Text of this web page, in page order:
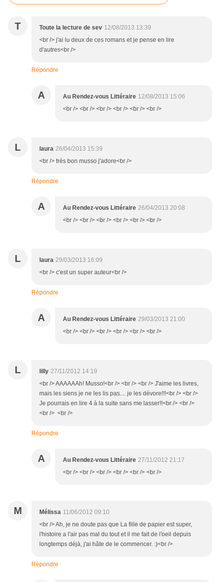
T Toute la lecture de sev 12/08/2013 13:39
<br /> j'ai lu deux de ces romans et je pense en lire
d'autres<br />
Répondre
A Au Rendez-vous Littéraire 12/08/2013 15:06
<br /> <br /> <br /> <br /> <br /> <br />
L laura 26/04/2013 15:39
<br /> trés bon musso j'adore<br />
Répondre
A Au Rendez-vous Littéraire 26/04/2013 20:08
<br /> <br /> <br /> <br /> <br /> <br />
L laura 29/03/2013 16:09
<br /> c'est un super auteur<br />
Répondre
A Au Rendez-vous Littéraire 29/03/2013 21:00
<br /> <br /> <br /> <br /> <br /> <br />
L lilly 27/11/2012 14:19
<br /> AAAAAAh! Musso!<br /> <br /> <br /> J'aime les livres,
mais les siens je ne les lis pas.... je les dévore!!!<br /> <br />
Je pourrais en lire 4 à la suite sans me lasser!!<br /> <br />
<br /> <br />
Répondre
A Au Rendez-vous Littéraire 27/11/2012 21:17
<br /> <br /> <br /> <br /> <br /> <br />
M Mélissa 11/06/2012 09:10
<br /> Ah, je ne doute pas que La fille de papier est super,
l'histoire a l'air pas mal du tout et il me fait de l'oeil depuis
longtemps déjà, j'ai hâte de le commencer. :)<br />
Répondre